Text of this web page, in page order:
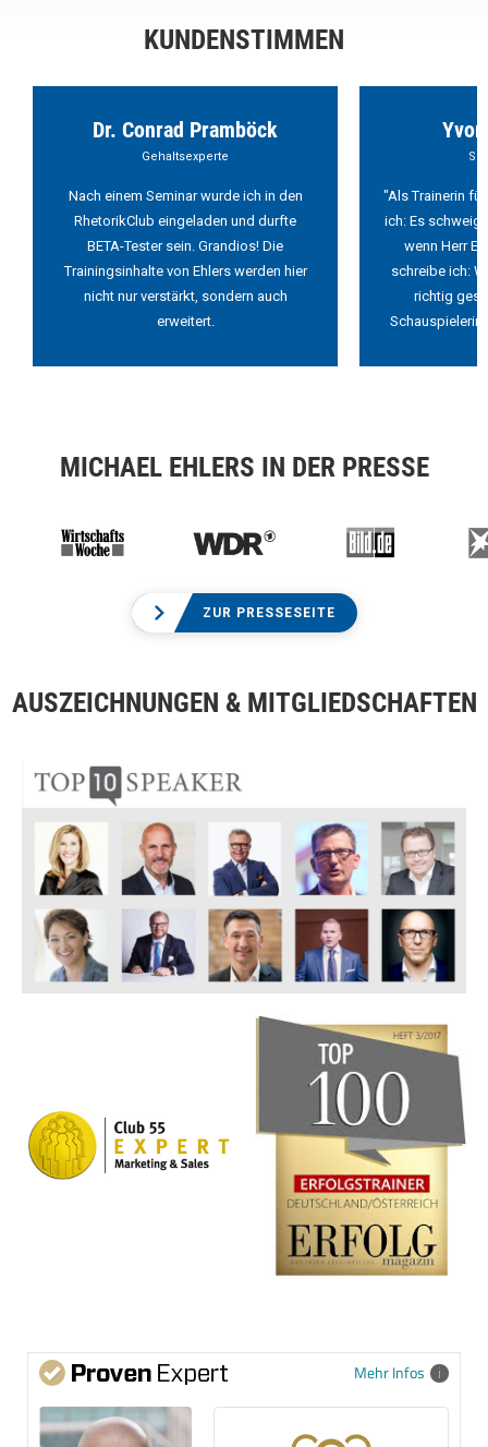
KUNDENSTIMMEN
Dr. Conrad Pramböck
Gehaltsexperte
Nach einem Seminar wurde ich in den
RhetorikClub eingeladen und durfte
BETA-Tester sein. Grandios! Die
Trainingsinhalte von Ehlers werden hier
nicht nur verstärkt, sondern auch
erweitert.
"Als Trainerin
ich: Es
wenn Herr
schreibe ich:
richtig
Schauspielerin
MICHAEL EHLERS IN DER PRESSE
ZUR PRESSESEITE
AUSZEICHNUNGEN & MITGLIEDSCHAFTEN
Mehr Infos